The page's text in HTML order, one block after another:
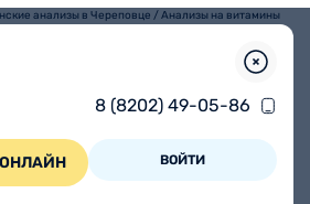
8 (8202) 49-05-86
ВОЙТИ
анализы в Череповце /Анализы на витамины